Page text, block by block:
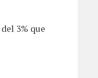
3% que